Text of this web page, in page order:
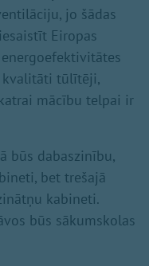
jo šādas
Eiropas
kvalitāti tūlītēji,
mācību telpai ir
būs dabaszinību,
bet trešajā
kabineti.
būs sākumskolas